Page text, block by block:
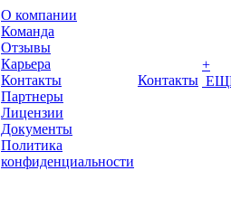
О компании
Команда
Отзывы
Карьера
Контакты
Партнеры
Лицензии
Документы
Политика
конфиденциальности
Контакты
+